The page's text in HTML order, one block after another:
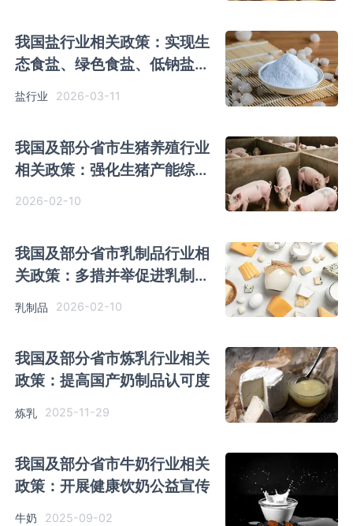
我国盐行业相关政策：实现生
态食盐、绿色食盐、低钠盐等
食盐产品个性化、差异化开发
盐行业 2026-03-11
我国及部分省市生猪养殖行业
相关政策：强化生猪产能综合
调控
2026-02-10
我国及部分省市乳制品行业相
关政策：多措并举促进乳制品
乳制品 2026-02-10
我国及部分省市炼乳行业相关
政策：提高国产奶制品认可度
炼乳 2025-11-29
我国及部分省市牛奶行业相关
政策：开展健康饮奶公益宣传
牛奶 2025-09-02